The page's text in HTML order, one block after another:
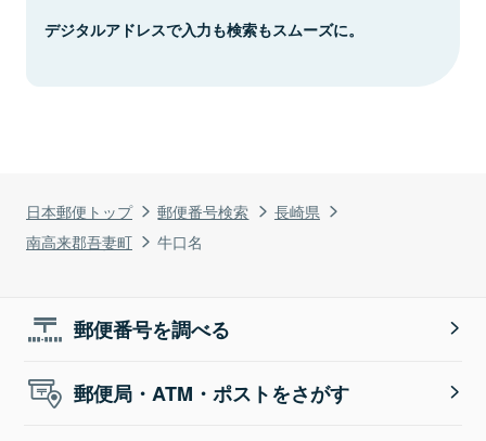
日本郵便トップ 郵便番号検索
長崎県
南高来郡吾妻町
牛口名
デジタルアドレスで入力も検索もスムーズに。
郵便番号を調べる
郵便局・ATM・ポストをさがす